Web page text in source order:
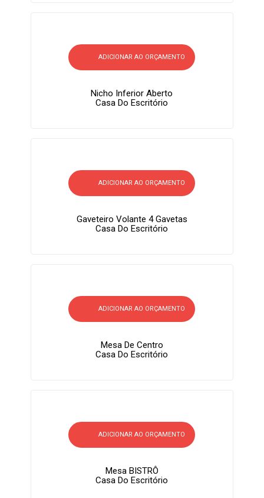
ADICIONAR AO ORÇAMENTO
Nicho Inferior Aberto
Casa Do Escritório
ADICIONAR AO ORÇAMENTO
Gaveteiro Volante 4 Gavetas
Casa Do Escritório
ADICIONAR AO ORÇAMENTO
Mesa De Centro
Casa Do Escritório
ADICIONAR AO ORÇAMENTO
Mesa BISTRÔ
Casa Do Escritório